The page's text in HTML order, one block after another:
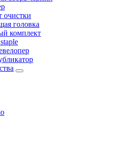
очистки
головка
комплект